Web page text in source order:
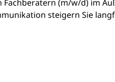
(m/w/d) im
steigern Sie